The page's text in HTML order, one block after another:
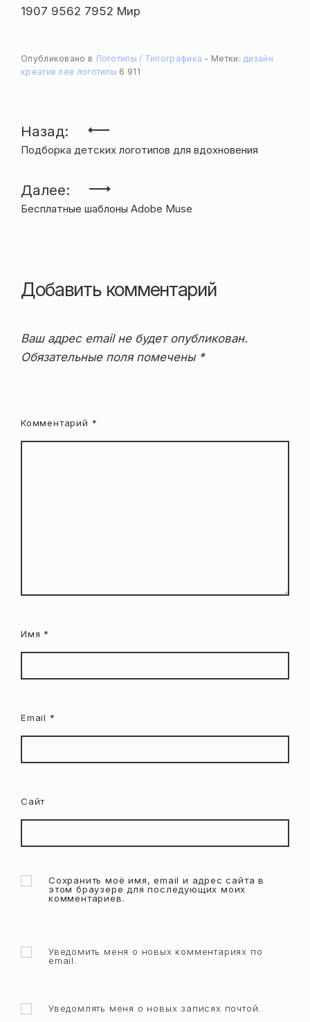
1907 9562 7952 Мир
Опубликовано в Логотипы / Типографика Метки: дизайн
креатив лев логотипы 6 911
Навигация
по
записям
Назад:
Подборка детских логотипов для вдохновения
Далее:
Бесплатные шаблоны Adobe Muse
Добавить комментарий
Ваш адрес email не будет опубликован.
Обязательные поля помечены *
Комментарий *
Имя *
Email *
Сайт
Сохранить моё имя, email и адрес сайта в
этом браузере для последующих моих
комментариев.
Уведомить меня о новых комментариях по
email.
Уведомлять меня о новых записях почтой.